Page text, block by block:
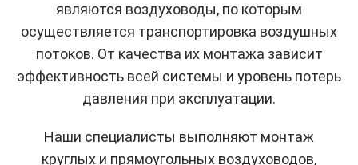
являются воздуховоды, по которым
осуществляется транспортировка воздушных
потоков. От качества их монтажа зависит
эффективность всей системы и уровень потерь
давления при эксплуатации.
Наши специалисты выполняют монтаж
круглых и прямоугольных воздуховодов,